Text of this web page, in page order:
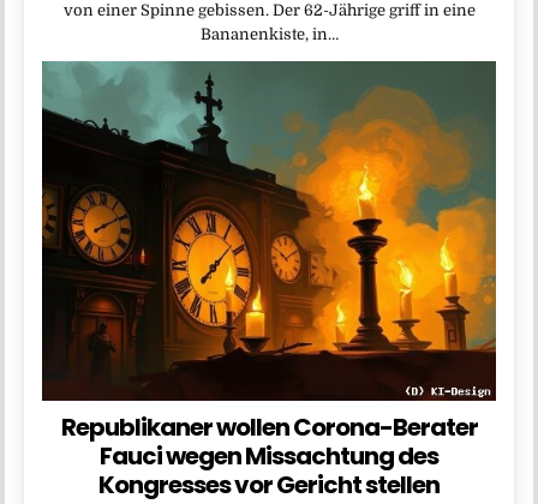
von einer Spinne gebissen. Der 62-Jährige griff in eine
Bananenkiste, in…
Republikaner wollen Corona-Berater
Fauci wegen Missachtung des
Kongresses vor Gericht stellen